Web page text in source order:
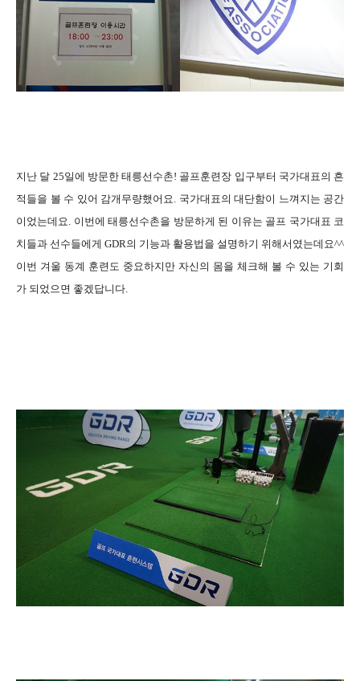
지난 달 25일에 방문한 태릉선수촌! 골프훈련장 입구부터 국가대표의 흔
적들을 볼 수 있어 감개무량했어요. 국가대표의 대단함이 느껴지는 공간
이었는데요. 이번에 태릉선수촌을 방문하게 된 이유는 골프 국가대표 코
치들과 선수들에게 GDR의 기능과 활용법을 설명하기 위해서였는데요^^
이번 겨울 동계 훈련도 중요하지만 자신의 몸을 체크해 볼 수 있는 기회
가 되었으면 좋겠답니다.